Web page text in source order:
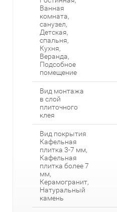
Ванная
комната,
санузел,
Детская,
спальня,
Кухня,
Веранда,
Подсобное
помещение
Вид монтажа
в слой
плиточного
клея
Вид покрытия
Кафельная
плитка 3-7 мм,
Кафельная
плитка более 7
мм,
Керамогранит,
Натуральный
камень